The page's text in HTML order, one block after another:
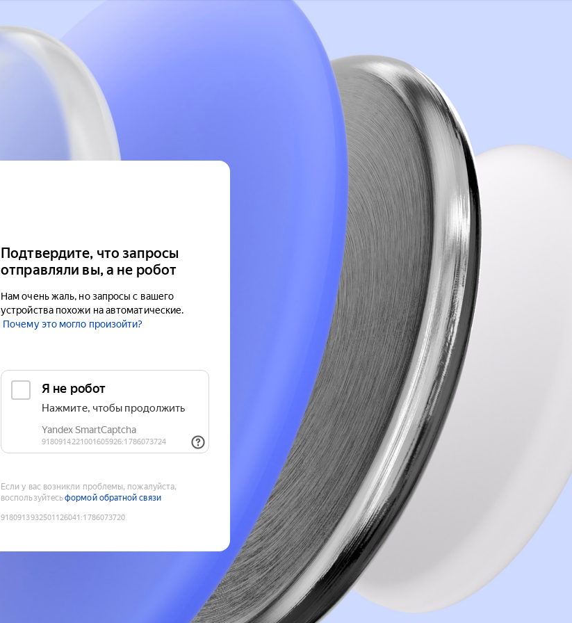
Подтвердите, что запросы
отправляли вы, а не робот
Нам очень жаль, но запросы с вашего
устройства похожи на автоматические.
Почему это могло произойти?
Если у вас возникли проблемы, пожалуйста,
воспользуйтесьформой обратной связи
9180913932501126041 :1786073720